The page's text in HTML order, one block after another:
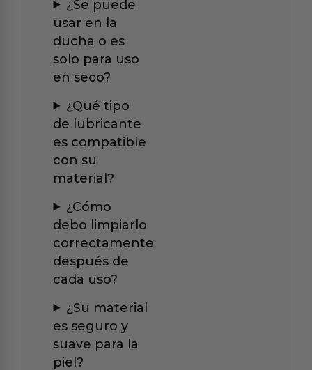
¿Se puede
usar en la
ducha o es
solo para uso
en seco?
¿Qué tipo
de lubricante
es compatible
con su
material?
¿Cómo
debo limpiarlo
correctamente
después de
cada uso?
¿Su material
es seguro y
suave para la
piel?